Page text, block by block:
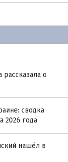
рассказала о
сводка
2026 года
нашёл в